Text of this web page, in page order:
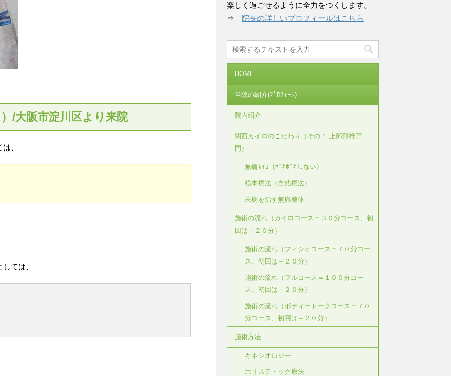
/大阪市淀川区より来院
、
ては、
楽しく過ごせるように全力をつくします。
⇒ 院長の詳しいプロフィールはこちら
HOME
当院の紹介(ﾌﾟﾛﾌｨｰﾙ)
院内紹介
関西カイロのこだわり（その１:上部頚椎専
門）
無痛ｶｲﾛ（ﾎﾞｷﾎﾞｷしない）
根本療法（自然療法）
未病を治す無痛整体
施術の流れ（カイロコース＝３０分コース、初
回は＋２０分）
施術の流れ（フィシオコース＝７０分コー
ス、初回は＋２０分）
施術の流れ（フルコース＝１００分コー
ス、初回は＋２０分）
施術の流れ（ボディートークコース＝７０
分コース、初回は＋２０分）
施術方法
キネシオロジー
ホリスティック療法